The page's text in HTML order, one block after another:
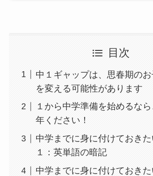
目次
中１ギャップは、思春期の
を変える可能性があります
１から中学準備を始めるな
年ください！
中学までに身に付けておき
１：英単語の暗記
中学までに身に付けておき